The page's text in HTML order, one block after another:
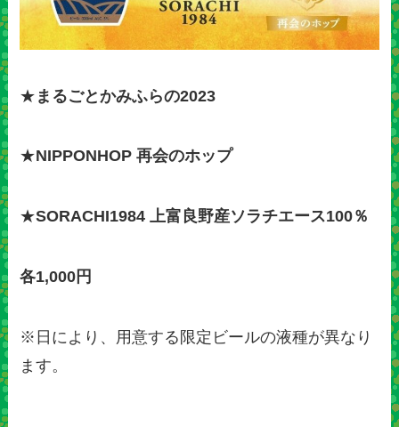
★ まるごとかみふらの2023
★NIPPONHOP 再会のホップ
★SORACHI1984 上富良野産ソラチエース100％
各1,000円
※日により、用意する限定ビールの液種が異なり
ます。